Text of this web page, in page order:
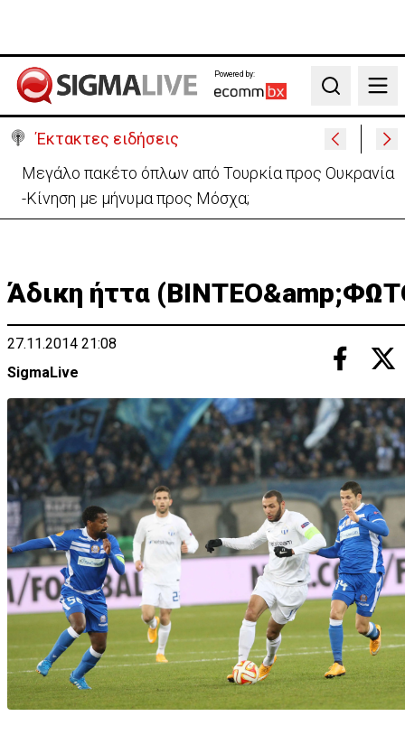
Powered by:
Search
Έκτακτες ειδήσεις
Μελέτησε το πόρισμα της φωτιάς στο Καλό Χωριό
ο Πάλμας- «Ουδέν σχόλιο»
Άδικη ήττα
27.11.2014 21:08
SigmaLive